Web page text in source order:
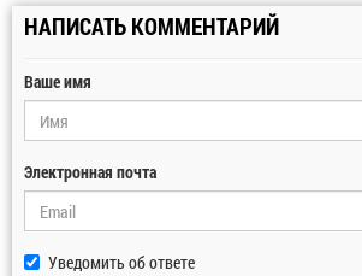
НАПИСАТЬ КОММЕНТАРИЙ
Ваше имя
Электронная почта
Уведомить об ответе